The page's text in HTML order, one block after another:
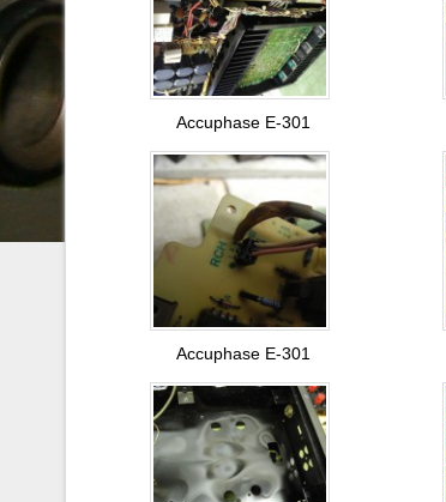
Accuphase E-301
Accuphase E-301